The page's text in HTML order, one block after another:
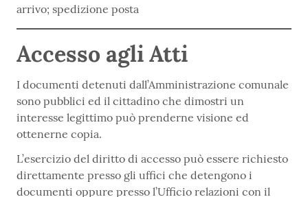
arrivo; spedizione posta
Accesso agli Atti
I documenti detenuti dall’Amministrazione comunale
sono pubblici ed il cittadino che dimostri un
interesse legittimo può prenderne visione ed
ottenerne copia.
L’esercizio del diritto di accesso può essere richiesto
direttamente presso gli uffici che detengono i
documenti oppure presso l’Ufficio relazioni con il